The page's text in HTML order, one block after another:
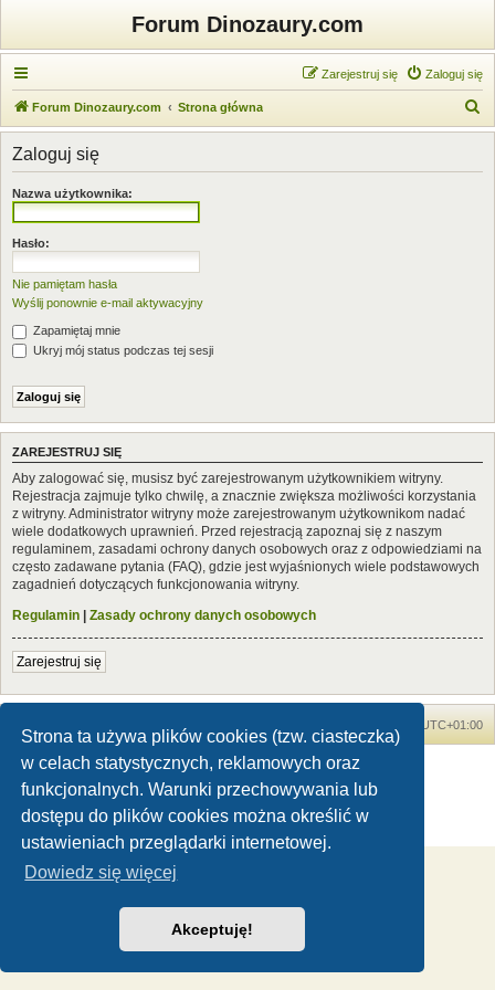
Strona ta używa plików cookies (tzw. ciasteczka)
w celach statystycznych, reklamowych oraz
funkcjonalnych. Warunki przechowywania lub
dostępu do plików cookies można określić w
ustawieniach przeglądarki internetowej.
Dowiedz się więcej
Akceptuję!
Forum Dinozaury.com
Zaloguj się
Zarejestruj się
Forum Dinozaury.com Strona główna
z
Zaloguj się
Nazwa użytkownika:
Hasło:
Nie pamiętam hasła
Wyślij ponownie e-mail aktywacyjny
Zapamiętaj mnie
Ukryj mój status podczas tej sesji
ZAREJESTRUJ SIĘ
Aby zalogować się, musisz być zarejestrowanym użytkownikiem witryny.
Rejestracja zajmuje tylko chwilę, a znacznie zwiększa możliwości korzystania
z witryny. Administrator witryny może zarejestrowanym użytkownikom nadać
wiele dodatkowych uprawnień. Przed rejestracją zapoznaj się z naszym
regulaminem, zasadami ochrony danych osobowych oraz z odpowiedziami na
często zadawane pytania (FAQ), gdzie jest wyjaśnionych wiele podstawowych
zagadnień dotyczących funkcjonowania witryny.
Regulamin | Zasady ochrony danych osobowych
Zarejestruj się
UTC+01:00
Dinozaury.com© 2006-2020
Technologię dostarczaphpBB® Forum Software © phpBB Limited
Zasady ochrony danych osobowych|Regulamin